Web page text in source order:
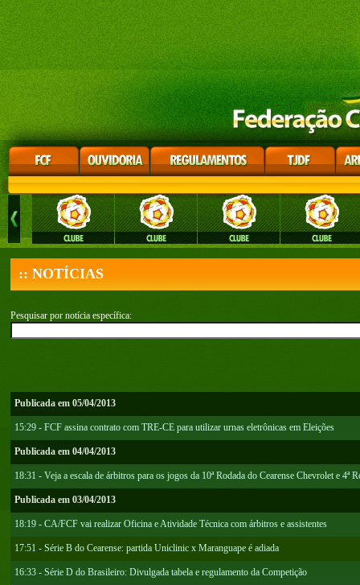
:: NOTÍCIAS
Pesquisar por notícia específica:
Publicada em 05/04/2013
15:29 - FCF assina contrato com TRE-CE para utilizar urnas eletrônicas em Eleições
Publicada em 04/04/2013
18:31 - Veja a escala de árbitros para os jogos da 10ª Rodada do Cearense Chevrolet e 4ª
Publicada em 03/04/2013
18:19 - CA/FCF vai realizar Oficina e Atividade Técnica com árbitros e assistentes
17:51 - Série B do Cearense: partida Uniclinic x Maranguape é adiada
16:33 - Série D do Brasileiro: Divulgada tabela e regulamento da Competição